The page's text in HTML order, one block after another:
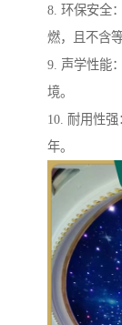
8. 环保安全
燃，且不含
9. 声学性能
境。
10. 耐用性
年。